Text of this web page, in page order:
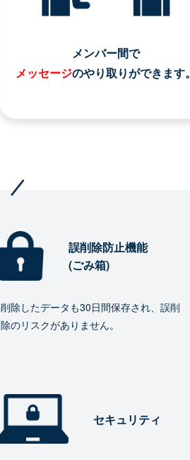
メンバー間で
メッセージのやり取りができます。
誤削除防止機能
(ごみ箱)
削除したデータも30日間保存され、誤削
除のリスクがありません。
セキュリティ